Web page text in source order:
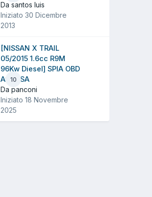
Da santos luis
Iniziato 30 Dicembre
2013
10
[NISSAN X TRAIL
05/2015 1.6cc R9M
96Kw Diesel] SPIA OBD
ACCESA
Da panconi
Iniziato 18 Novembre
2025